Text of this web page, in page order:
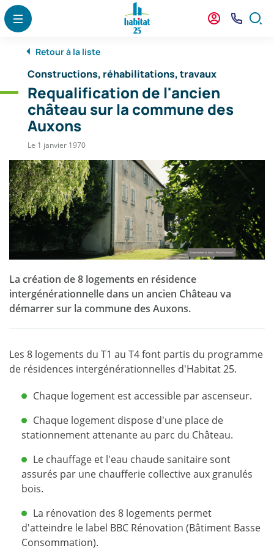
Panneau de gestion des cookies
Menu
MonNous
Retour à la liste
Constructions, réhabilitations, travaux
Requalification de l'ancien
château sur la commune des
Auxons
Le 1 janvier 1970
La création de 8 logements en résidence
intergénérationnelle dans un ancien Château va
démarrer sur la commune des Auxons.
Les 8 logements du T1 au T4 font partis du programme
de résidences intergénérationnelles d'Habitat 25.
Chaque logement est accessible par ascenseur.
Chaque logement dispose d'une place de
stationnement attenante au parc du Château.
Le chauffage et l'eau chaude sanitaire sont
assurés par une chaufferie collective aux granulés
bois.
La rénovation des 8 logements permet
d'atteindre le label BBC Rénovation (Bâtiment Basse
Consommation).